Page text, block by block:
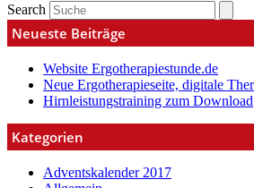
Search
Neueste Beiträge
Website Ergotherapiestunde.de
Neue Ergotherapieseite, digitale
Hirnleistungstraining zum Download
Kategorien
Adventskalender 2017